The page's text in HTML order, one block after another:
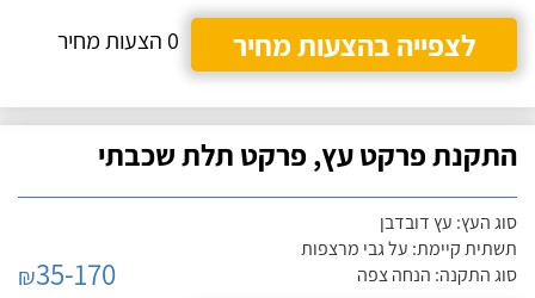
לצפייה בהצעות מחיר
0 הצעות מחיר
התקנת פרקט עץ, פרקט תלת שכבתי
סוג העץ: עץ דובדבן
תשתית קיימת: על גבי מרצפות
סוג התקנה: הנחה צפה
₪35-170